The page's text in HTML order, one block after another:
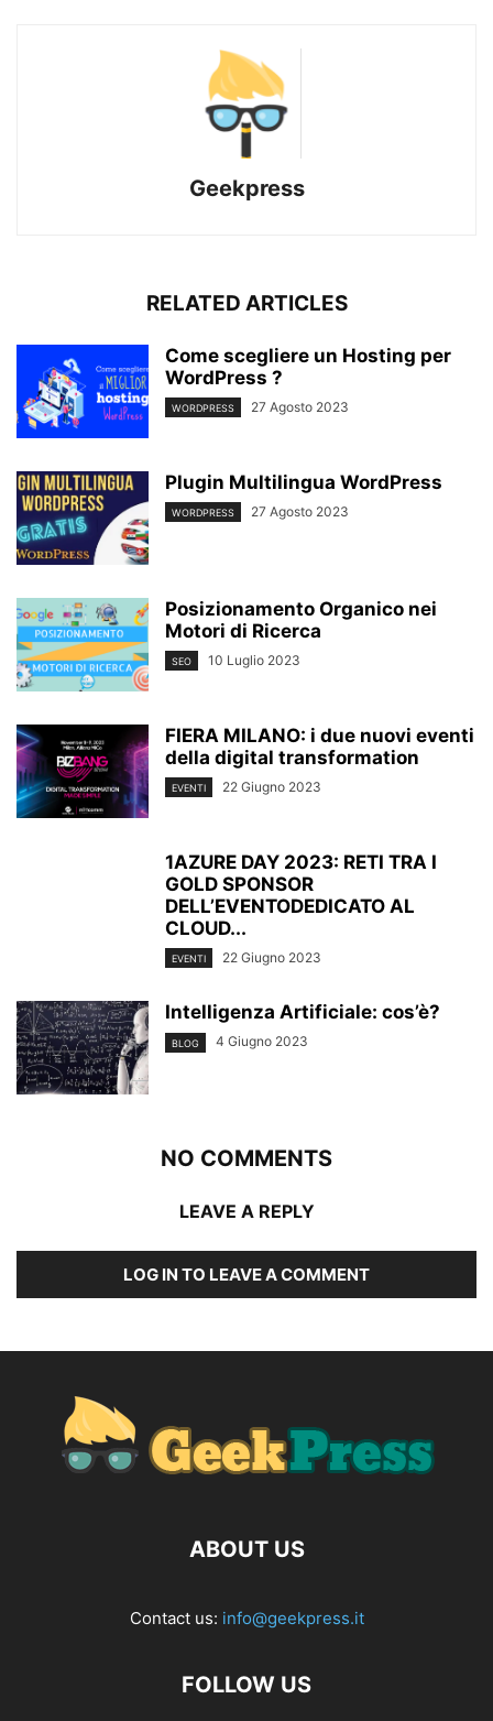
Geekpress
RELATED ARTICLES
Come scegliere un Hosting per
WordPress ?
WORDPRESS 27 Agosto 2023
Plugin Multilingua WordPress
WORDPRESS 27 Agosto 2023
Posizionamento Organico nei
Motori di Ricerca
SEO 10 Luglio 2023
FIERA MILANO: i due nuovi eventi
della digital transformation
EVENTI 22 Giugno 2023
1AZURE DAY 2023: RETI TRA I
GOLD SPONSOR
DELL’EVENTODEDICATO AL
CLOUD...
EVENTI 22 Giugno 2023
Intelligenza Artificiale: cos’è?
BLOG 4 Giugno 2023
NO COMMENTS
LEAVE A REPLY
LOG IN TO LEAVE A COMMENT
ABOUT US
Contact us: info@geekpress.it
FOLLOW US